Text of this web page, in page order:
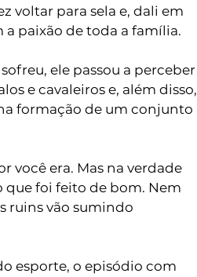
voltar para sela e, dali em
paixão de toda a família.
ele passou a perceber
e cavaleiros e, além disso,
formação de um conjunto
você era. Mas na verdade
que foi feito de bom. Nem
ruins vão sumindo
esporte, o episódio com